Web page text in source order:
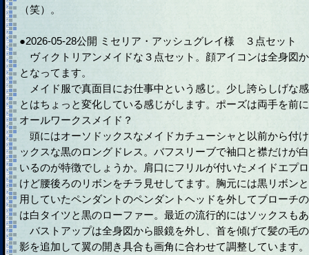
（笑）。
●2026-05-28公開 ミセリア・アッシュグレイ様 ３点セット
ヴィクトリアンメイドな３点セット。顔アイコンは全身図
となってます。
メイド服で真面目にお仕事中という感じ。少し誇らしげな
とはちょっと変化している感じがします。ポーズは両手を
オールワークスメイド？
頭にはオーソドックスなメイドカチューシャと以前から付
ックスな黒のロングドレス。バフスリーブで袖口と襟だけが
いるのが特徴でしょうか。肩口にフリルが付いたメイドエプ
けど腰後ろのリボンをチラ見せしてます。胸元には黒リボン
用していたペンダントのペンダントヘッドを外してブローチ
は白タイツと黒のローファー。最近の流行的にはソックスも
バストアップは全身図から眼鏡を外し、首を傾げて髪の毛
影を追加して翼の開き具合も画角に合わせて調整しています